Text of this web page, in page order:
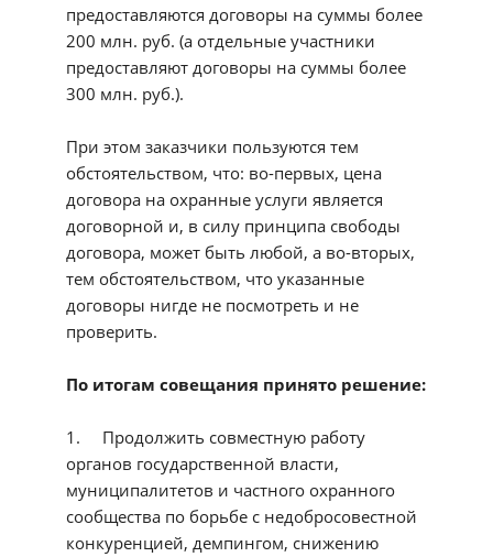
предоставляются договоры на суммы более
200 млн. руб. (а отдельные участники
предоставляют договоры на суммы более
300 млн. руб.).
При этом заказчики пользуются тем
обстоятельством, что: во-первых, цена
договора на охранные услуги является
договорной и, в силу принципа свободы
договора, может быть любой, а во-вторых,
тем обстоятельством, что указанные
договоры нигде не посмотреть и не
проверить.
По итогам совещания принято решение:
1. Продолжить совместную работу
органов государственной власти,
муниципалитетов и частного охранного
сообщества по борьбе с недобросовестной
конкуренцией, демпингом, снижению